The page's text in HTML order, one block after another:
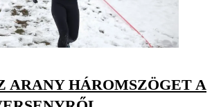
ARANY HÁROMSZÖGET A